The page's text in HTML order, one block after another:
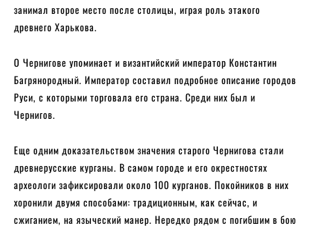
занимал второе место после столицы, играя роль этакого
древнего Харькова.
О Чернигове упоминает и византийский император Константин
Багрянородный. Император составил подробное описание городов
Руси, с которыми торговала его страна. Среди них был и
Чернигов.
Еще одним доказательством значения старого Чернигова стали
древнерусские курганы. В самом городе и его окрестностях
археологи зафиксировали около 100 курганов. Покойников в них
хоронили двумя способами: традиционным, как сейчас, и
сжиганием, на языческий манер. Нередко рядом с погибшим в бою